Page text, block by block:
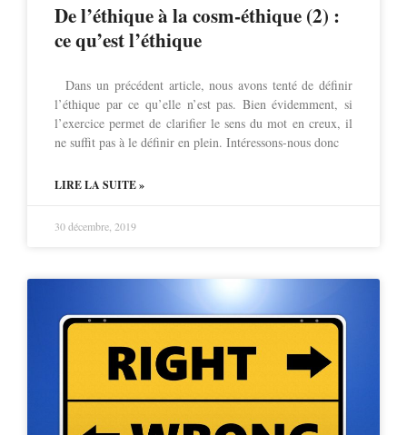
De l’éthique à la cosm-éthique (2) :
ce qu’est l’éthique
Dans un précédent article, nous avons tenté de définir
l’éthique par ce qu’elle n’est pas. Bien évidemment, si
l’exercice permet de clarifier le sens du mot en creux, il
ne suffit pas à le définir en plein. Intéressons-nous donc
LIRE LA SUITE »
30 décembre, 2019